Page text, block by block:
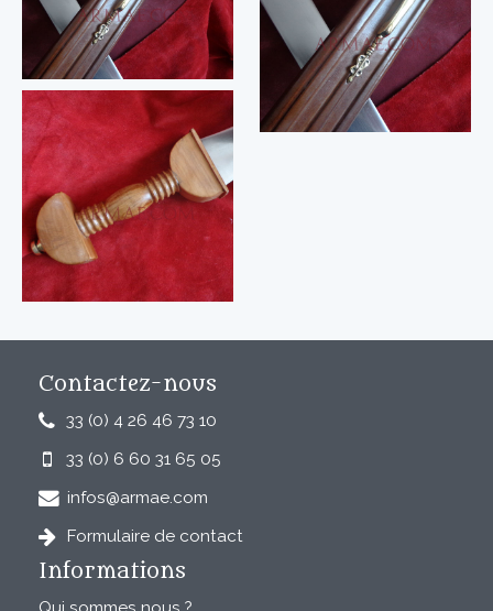
Contactez-nous
33 (0) 4 26 46 73 10
33 (0) 6 60 31 65 05
infos@armae.com
Formulaire de contact
Informations